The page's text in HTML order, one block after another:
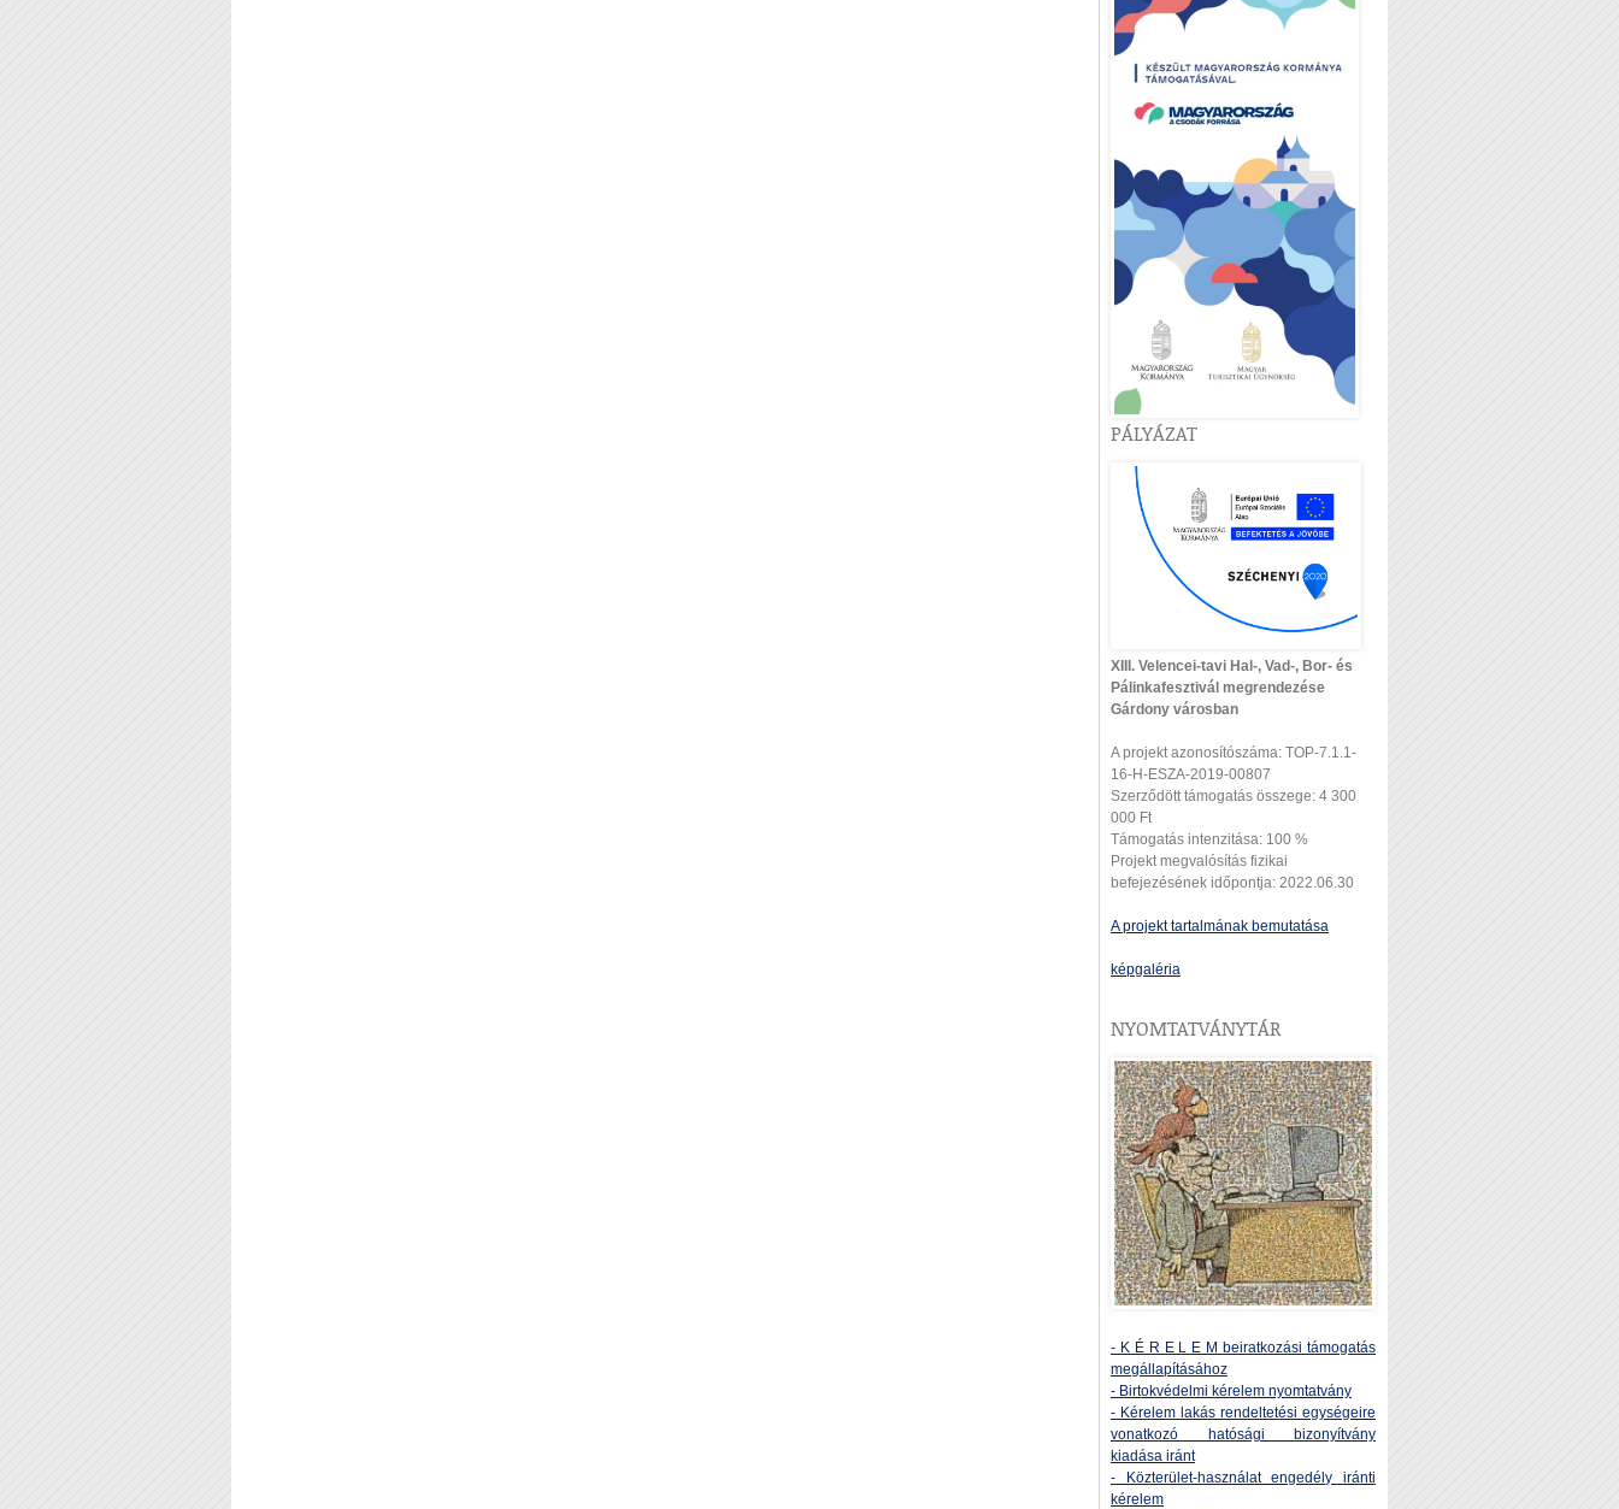
PÁLYÁZAT
XIII. Velencei-tavi Hal-, Vad-, Bor- és
Pálinkafesztivál megrendezése
Gárdony városban
A projekt azonosítószáma: TOP-7.1.1-
16-H-ESZA-2019-00807
Szerződött támogatás összege: 4 300
000 Ft
Támogatás intenzitása: 100 %
Projekt megvalósítás fizikai
befejezésének időpontja: 2022.06.30
A projekt tartalmának bemutatása
képgaléria
NYOMTATVÁNYTÁR
- K É R E L E M beiratkozási támogatás
megállapításához
- Birtokvédelmi kérelem nyomtatvány
- Kérelem lakás rendeltetési egységeire
vonatkozó hatósági bizonyítvány
kiadása iránt
- Közterület-használat engedély iránti
kérelem